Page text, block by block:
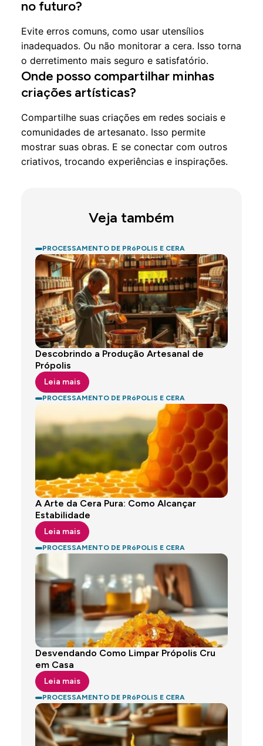
no futuro?
Evite erros comuns, como usar utensílios
inadequados. Ou não monitorar a cera. Isso torna
o derretimento mais seguro e satisfatório.
Onde posso compartilhar minhas
criações artísticas?
Compartilhe suas criações em redes sociais e
comunidades de artesanato. Isso permite
mostrar suas obras. E se conectar com outros
criativos, trocando experiências e inspirações.
Veja também
PROCESSAMENTO DE PRóPOLIS E CERA
Descobrindo a Produção Artesanal de
Própolis
Leia mais
PROCESSAMENTO DE PRóPOLIS E CERA
A Arte da Cera Pura: Como Alcançar
Estabilidade
Leia mais
PROCESSAMENTO DE PRóPOLIS E CERA
Desvendando Como Limpar Própolis Cru
em Casa
Leia mais
PROCESSAMENTO DE PRóPOLIS E CERA